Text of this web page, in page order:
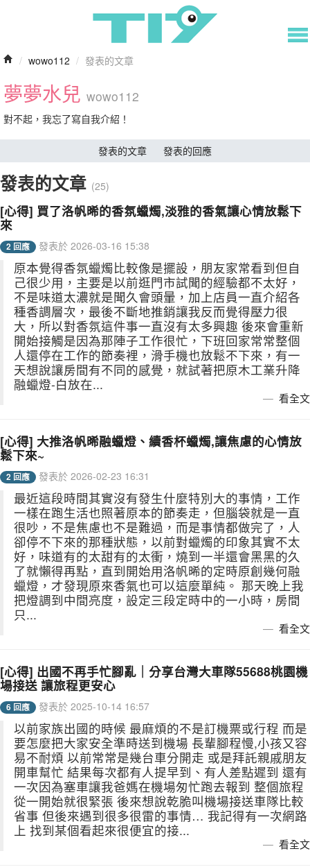
/ wowo112 / 發表的文章
夢夢水兒 wowo112
對不起，我忘了寫自我介紹！
發表的文章 發表的回應
發表的文章 (25)
[心得] 買了洛帆晞的香氛蠟燭,淡雅的香氣讓心情放鬆下
來
2 回應 發表於 2026-03-16 15:38
原本覺得香氛蠟燭比較像是擺設，朋友家常看到但自
己很少用，主要是以前逛門市試聞的經驗都不太好，
不是味道太濃就是聞久會頭暈，加上店員一直介紹各
種香調層次，最後不斷地推銷讓我反而覺得壓力很
大，所以對香氛這件事一直沒有太多興趣 後來會重新
開始接觸是因為那陣子工作很忙，下班回家常常整個
人還停在工作的節奏裡，滑手機也放鬆不下來，有一
天想說讓房間有不同的感覺，就試著把原木工業升降
融蠟燈-白放在...
看全文
[心得] 大推洛帆晞融蠟燈、續香杯蠟燭,讓焦慮的心情放
鬆下來~
2 回應 發表於 2026-02-23 16:31
最近這段時間其實沒有發生什麼特別大的事情，工作
一樣在跑生活也照著原本的節奏走，但腦袋就是一直
很吵，不是焦慮也不是難過，而是事情都做完了，人
卻停不下來的那種狀態，以前對蠟燭的印象其實不太
好，味道有的太甜有的太衝，燒到一半還會黑黑的久
了就懶得再點，直到開始用洛帆晞的定時原創幾何融
蠟燈，才發現原來香氣也可以這麼單純。 那天晚上我
把燈調到中間亮度，設定三段定時中的一小時，房間
只...
看全文
[心得] 出國不再手忙腳亂｜分享台灣大車隊55688桃園機
場接送 讓旅程更安心
6 回應 發表於 2025-10-14 16:57
以前家族出國的時候 最麻煩的不是訂機票或行程 而是
要怎麼把大家安全準時送到機場 長輩腳程慢,小孩又容
易不耐煩 以前常常是幾台車分開走 或是拜託親戚朋友
開車幫忙 結果每次都有人提早到、有人差點遲到 還有
一次因為塞車讓我爸媽在機場匆忙跑去報到 整個旅程
從一開始就很緊張 後來想說乾脆叫機場接送車隊比較
省事 但後來遇到很多很雷的事情… 我記得有一次網路
上 找到某個看起來很便宜的接...
看全文